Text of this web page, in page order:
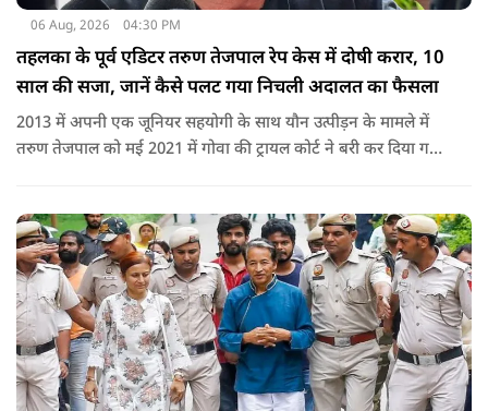
06 Aug, 2026 04:30 PM
तहलका के पूर्व एडिटर तरुण तेजपाल रेप केस में दोषी करार, 10
साल की सजा, जानें कैसे पलट गया निचली अदालत का फैसला
2013 में अपनी एक जूनियर सहयोगी के साथ यौन उत्पीड़न के मामले में
तरुण तेजपाल को मई 2021 में गोवा की ट्रायल कोर्ट ने बरी कर दिया गया